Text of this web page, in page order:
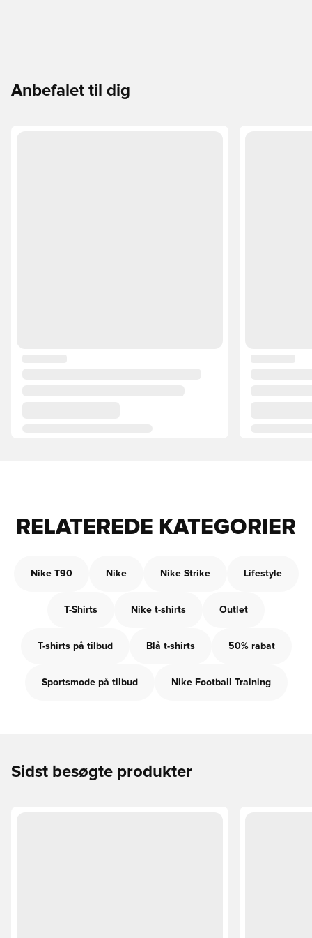
Anbefalet til dig
RELATEREDE KATEGORIER
Nike T90 Nike Nike Strike Lifestyle
T-Shirts Nike t-shirts Outlet
T-shirts på tilbud Blå t-shirts 50% rabat
Sportsmode på tilbud Nike Football Training
Sidst besøgte produkter